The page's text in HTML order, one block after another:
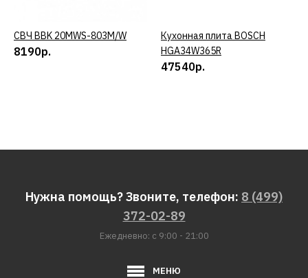
КУПИТЬ
СВЧ BBK 20MWS-803M/W
8190р.
КУПИТЬ
Кухонная плита BOSCH
HGA34W365R
47540р.
Нужна помощь? Звоните, телефон: 8 (499)
372-02-89
Ежедневно: с 9:00 - 21:00
МЕНЮ